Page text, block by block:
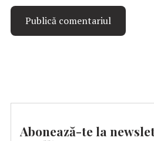
Abonează-te la